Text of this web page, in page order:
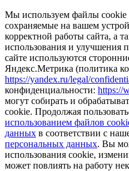
Мы используем файлы cookie
сохраняемые на вашем
корректной работы сайта, а
использования и улучшения
сайте используются
Яндекс.Метрика (политика
https://yandex.ru/legal/
конфиденциальности: https://
могут собирать и
cookie. Продолжая
использованием файлов
данных в соответствии с
персональных данных. Вы
использования cookie,
может повлиять на работу